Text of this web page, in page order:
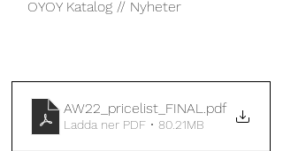
OYOY Katalog // Nyheter
AW22_pricelist_FINAL.pdf
Ladda ner PDF • 80.21MB